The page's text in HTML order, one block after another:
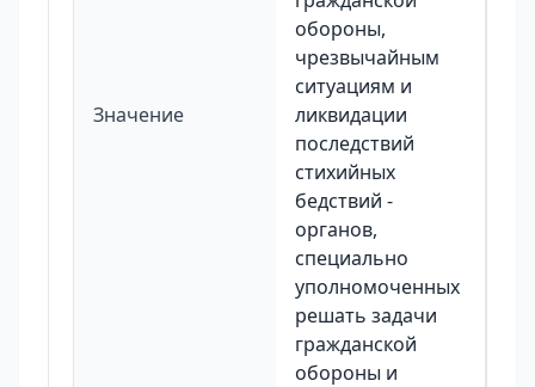
Значение
обороны,
чрезвычайным
ситуациям и
ликвидации
последствий
стихийных
бедствий -
органов,
специально
уполномоченных
решать задачи
гражданской
обороны и